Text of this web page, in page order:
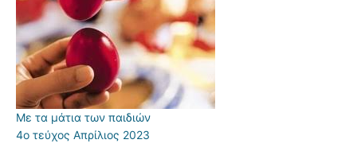
Με τα μάτια των παιδιών
4ο τεύχος Απρίλιος 2023